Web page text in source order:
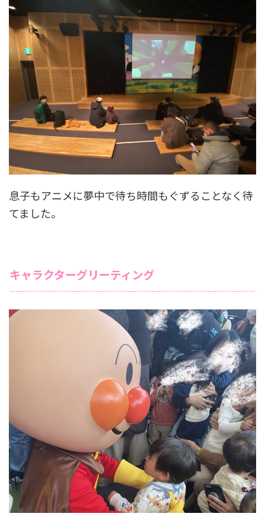
息子もアニメに夢中で待ち時間もぐずることなく待
てました。
キャラクターグリーティング